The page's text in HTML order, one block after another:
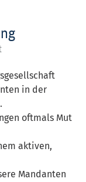
in der
oftmals Mut
aktiven,
Mandanten